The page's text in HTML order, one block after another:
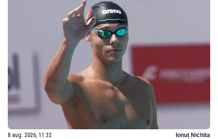
8 aug. 2026, 11:32 Ionuț Nichita